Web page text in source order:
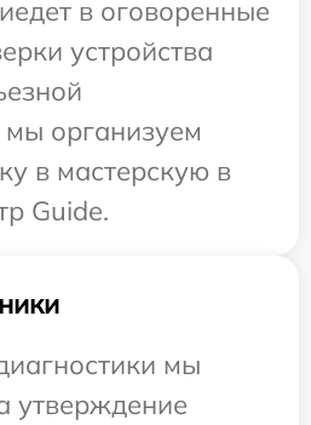
в оговоренные
устройства
мы организуем
в мастерскую в
Guide.
мы
утверждение